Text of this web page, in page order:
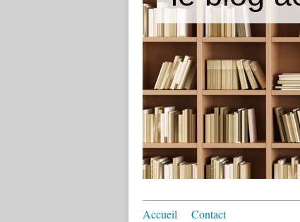
Accueil Contact